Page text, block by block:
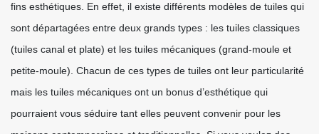
fins esthétiques. En effet, il existe différents modèles de tuiles qui
sont départagées entre deux grands types : les tuiles classiques
(tuiles canal et plate) et les tuiles mécaniques (grand-moule et
petite-moule). Chacun de ces types de tuiles ont leur particularité
mais les tuiles mécaniques ont un bonus d’esthétique qui
pourraient vous séduire tant elles peuvent convenir pour les